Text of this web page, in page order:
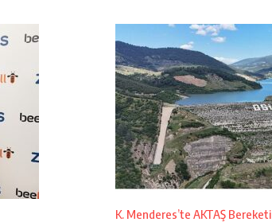
K. Menderes’te AKTAŞ Bereketi